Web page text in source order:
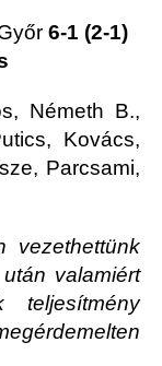
6-1 (2-1)
Németh B.,
Kovács,
Parcsami,
vezethettünk
valamiért
teljesítmény